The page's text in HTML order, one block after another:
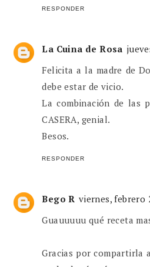
RESPONDER
La Cuina de Rosa
Felicita a la madre de
debe estar de vicio.
La combinación de las
CASERA, genial.
Besos.
RESPONDER
Bego R viernes, febrero
Guauuuuu qué receta
Gracias por compartirla